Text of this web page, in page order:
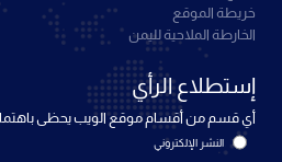
خريطة الموقع
الخارطة الملاحية لليمن
إستطلاع الرأي
أي قسم من أقسام موقع الويب يحظى
النشر الإلكتروني